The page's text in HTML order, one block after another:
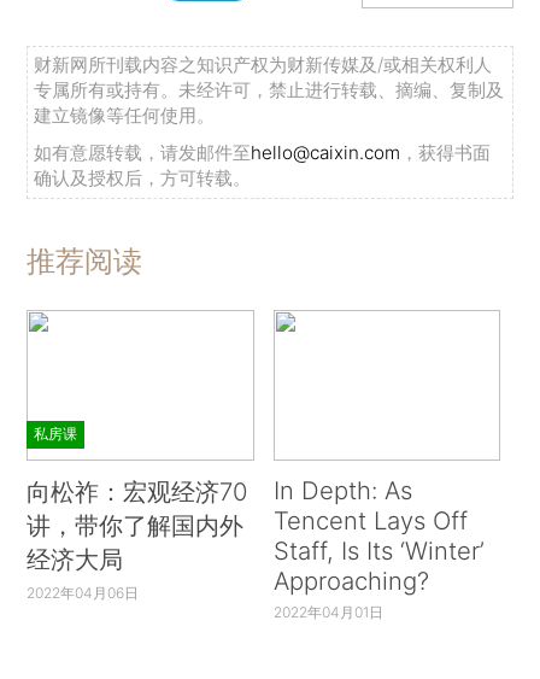
财新网所刊载内容之知识产权为财新传媒及/或相关权利人
专属所有或持有。未经许可，禁止进行转载、摘编、复制及
建立镜像等任何使用。
如有意愿转载，请发邮件至hello@caixin.com ，获得书面
确认及授权后，方可转载。
推荐阅读
私房课
向松祚：宏观经济70
讲，带你了解国内外
经济大局
2022年04月06日
In Depth: As
Tencent Lays Off
Staff, Is Its ‘Winter’
Approaching?
2022年04月01日